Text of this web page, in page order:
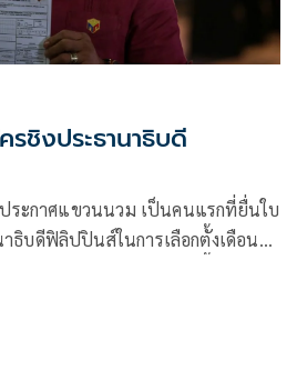
ชิงประธานาธิบดี
ระกาศแขวนนวม เป็นคนแรกที่ยื่นใบ
ธิบดีฟิลิปปินส์ในการเลือกตั้งเดือน